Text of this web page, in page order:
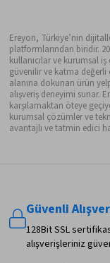
Ereyon, Türkiye’nin
platformlarından biridir.
kullanıcılar ve kurumsal
güvenilir ve katma
alanına dokunan ürün
alışveriş deneyimi sunar.
karşılamaktan öteye
kurumsal çözümler ve
avantajlı ve tatmin edici
Güvenli
128Bit SSL
alışverişleriniz